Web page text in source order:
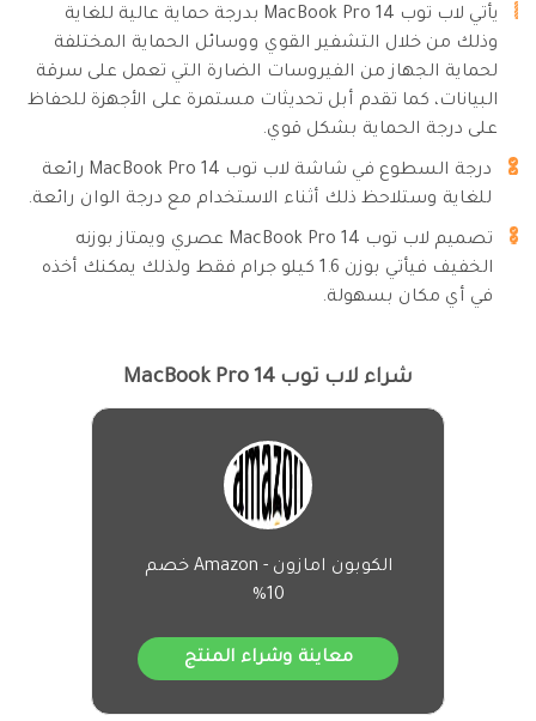
يأتي لاب توب MacBook Pro 14 بدرجة حماية عالية للغاية
وذلك من خلال التشفير القوي ووسائل الحماية المختلفة
لحماية الجهاز من الفيروسات الضارة التي تعمل على سرقة
البيانات، كما تقدم أبل تحديثات مستمرة على الأجهزة للحفاظ
على درجة الحماية بشكل قوي.
درجة السطوع في شاشة لاب توب MacBook Pro 14 رائعة
للغاية وستلاحظ ذلك أثناء الاستخدام مع درجة الوان رائعة.
تصميم لاب توب MacBook Pro 14 عصري ويمتاز بوزنه
الخفيف فيأتي بوزن 1.6 كيلو جرام فقط ولذلك يمكنك أخذه
في أي مكان بسهولة.
شراء لاب توب MacBook Pro 14
الكوبون امازون - Amazon خصم
10%
معاينة وشراء المنتج